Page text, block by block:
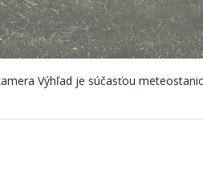
Výhľad je súčasťou